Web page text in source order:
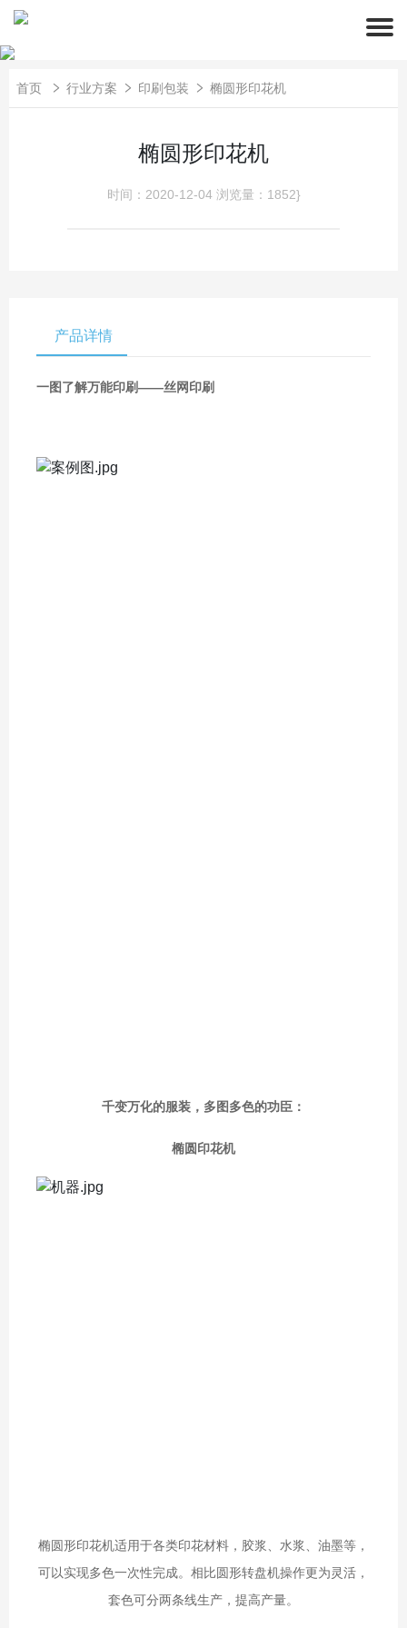
首页 行业方案 印刷包装 椭圆形印花机
椭圆形印花机
时间：2020-12-04 浏览量：1852}
产品详情
一图了解万能印刷——丝网印刷
千变万化的服装，多图多色的功臣：
椭圆印花机
椭圆形印花机适用于各类印花材料，胶浆、水浆、油墨等，
可以实现多色一次性完成。相比圆形转盘机操作更为灵活，
套色可分两条线生产，提高产量。